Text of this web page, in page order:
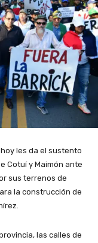
les da el sustento
Cotuí y Maimón ante
sus terrenos de
la construcción de
las calles de